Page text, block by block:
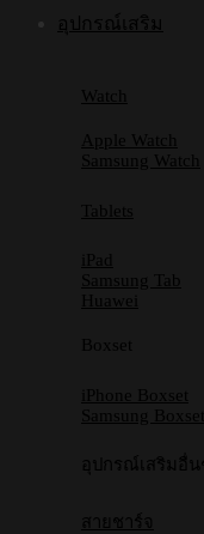
อุปกรณ์เสริม
Watch
Apple Watch
Samsung Watch
Tablets
iPad
Samsung Tab
Huawei
Boxset
iPhone Boxset
Samsung Boxset
อุปกรณ์เสริมอื่นๆ
สายชาร์จ